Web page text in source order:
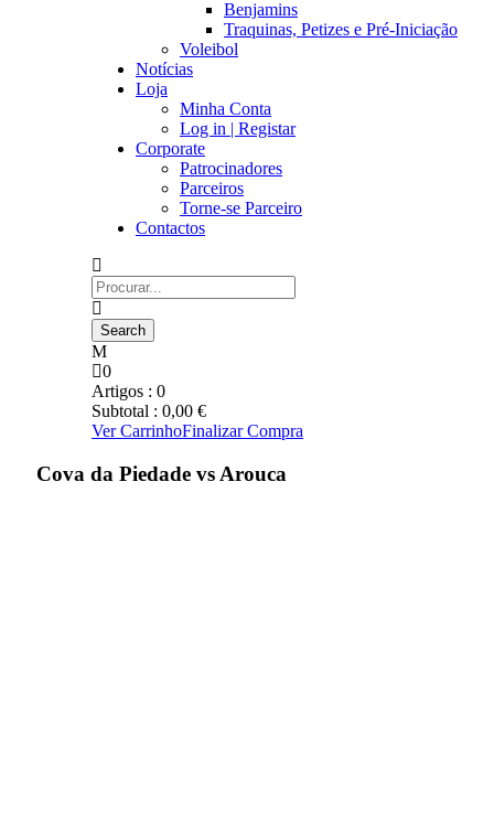
Benjamins
Traquinas, Petizes e Pré-Iniciação
Voleibol
Notícias
Loja
Minha Conta
Log in | Registar
Corporate
Patrocinadores
Parceiros
Torne-se Parceiro
Contactos
0
Artigos : 0
Subtotal : 0,00 €
Ver CarrinhoFinalizar Compra
Cova da Piedade vs Arouca